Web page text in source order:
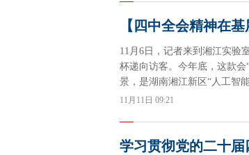
【四中全会精神在
11月6日，记者来到湘江实验
杯递向访客。今年底，这款
景，是湖南湘江新区“人工智
11月11日 09:21
学习贯彻党的二十